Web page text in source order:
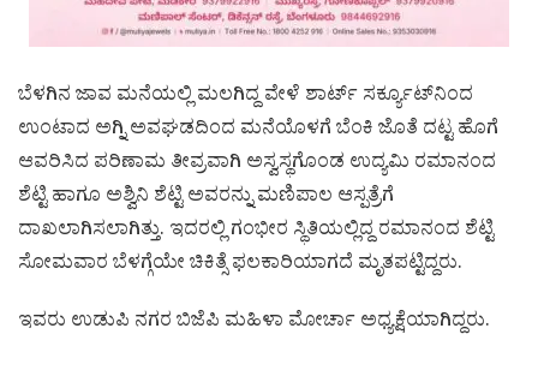
ಬೆಳಗಿನ ಜಾವ ಮನೆಯಲ್ಲಿ ಮಲಗಿದ್ದ ವೇಳೆ ಶಾರ್ಟ್ ಸರ್ಕ್ಯೂಟ್‌ನಿಂದ
ಉಂಟಾದ ಅಗ್ನಿ ಅವಘಡದಿಂದ ಮನೆಯೊಳಗೆ ಬೆಂಕಿ ಜೊತೆ ದಟ್ಟ ಹೊಗೆ
ಆವರಿಸಿದ ಪರಿಣಾಮ ತೀವ್ರವಾಗಿ ಅಸ್ವಸ್ಥಗೊಂಡ ಉದ್ಯಮಿ ರಮಾನಂದ
ಶೆಟ್ಟಿ ಹಾಗೂ ಅಶ್ವಿನಿ ಶೆಟ್ಟಿ ಅವರನ್ನು ಮಣಿಪಾಲ ಆಸ್ಪತ್ರೆಗೆ
ದಾಖಲಾಗಿಸಲಾಗಿತ್ತು. ಇದರಲ್ಲಿ ಗಂಭೀರ ಸ್ಥಿತಿಯಲ್ಲಿದ್ದ ರಮಾನಂದ ಶೆಟ್ಟಿ
ಸೋಮವಾರ ಬೆಳಗ್ಗೆಯೇ ಚಿಕಿತ್ಸೆ ಫಲಕಾರಿಯಾಗದೆ ಮೃತಪಟ್ಟಿದ್ದರು.
ಇವರು ಉಡುಪಿ ನಗರ ಬಿಜೆಪಿ ಮಹಿಳಾ ಮೋರ್ಚಾ ಅಧ್ಯಕ್ಷೆಯಾಗಿದ್ದರು.